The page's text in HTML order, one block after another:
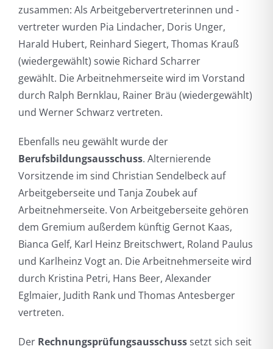
zusammen: Als Arbeitgebervertreterinnen und -
vertreter wurden Pia Lindacher, Doris Unger,
Harald Hubert, Reinhard Siegert, Thomas Krauß
(wiedergewählt) sowie Richard Scharrer
gewählt. Die Arbeitnehmerseite wird im Vorstand
durch Ralph Bernklau, Rainer Bräu (wiedergewählt)
und Werner Schwarz vertreten.
Ebenfalls neu gewählt wurde der
Berufsbildungsausschuss. Alternierende
Vorsitzende im sind Christian Sendelbeck auf
Arbeitgeberseite und Tanja Zoubek auf
Arbeitnehmerseite. Von Arbeitgeberseite gehören
dem Gremium außerdem künftig Gernot Kaas,
Bianca Gelf, Karl Heinz Breitschwert, Roland Paulus
und Karlheinz Vogt an. Die Arbeitnehmerseite wird
durch Kristina Petri, Hans Beer, Alexander
Eglmaier, Judith Rank und Thomas Antesberger
vertreten.
Der Rechnungsprüfungsausschusssetzt sich seit